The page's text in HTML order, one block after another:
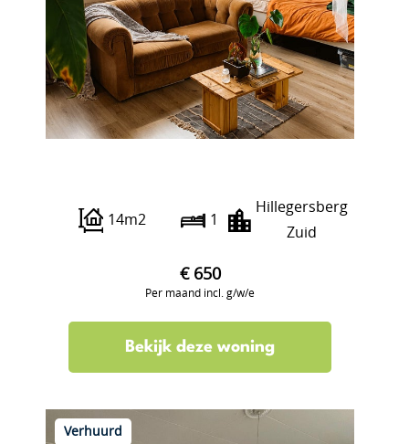
14m2 1
Hillegersberg
Zuid
€ 650
Per maand incl. g/w/e
Bekijk deze woning
Verhuurd